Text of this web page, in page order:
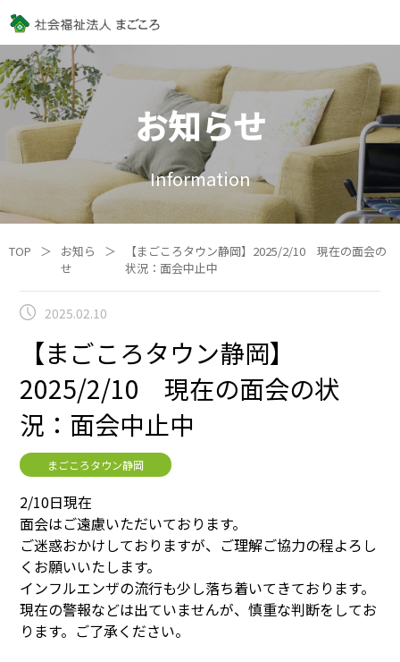
お知らせ
Information
TOP ＞
お知ら
せ
＞
【まごころタウン静岡】2025/2/10 現在の面会の
状況：面会中止中
2025.02.10
【まごころタウン静岡】
2025/2/10 現在の面会の状
況：面会中止中
まごころタウン静岡
2/10日現在
面会はご遠慮いただいております。
ご迷惑おかけしておりますが、ご理解ご協力の程よろし
くお願いいたします。
インフルエンザの流行も少し落ち着いてきております。
現在の警報などは出ていませんが、慎重な判断をしてお
ります。ご了承ください。